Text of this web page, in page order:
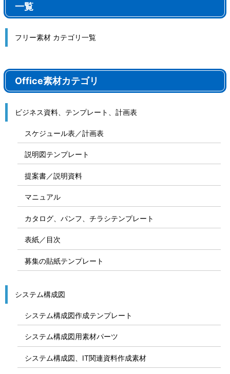
一覧
フリー素材 カテゴリ一覧
Office素材カテゴリ
ビジネス資料、テンプレート、計画表
スケジュール表／計画表
説明図テンプレート
提案書／説明資料
マニュアル
カタログ、パンフ、チラシテンプレート
表紙／目次
募集の貼紙テンプレート
システム構成図
システム構成図作成テンプレート
システム構成図用素材パーツ
システム構成図、IT関連資料作成素材